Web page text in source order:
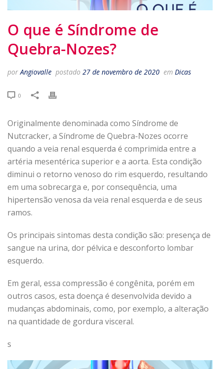
O que é Síndrome de
Quebra-Nozes?
por Angiovalle postado 27 de novembro de 2020 em Dicas
0
Originalmente denominada como Síndrome de
Nutcracker, a Síndrome de Quebra-Nozes ocorre
quando a veia renal esquerda é comprimida entre a
artéria mesentérica superior e a aorta. Esta condição
diminui o retorno venoso do rim esquerdo, resultando
em uma sobrecarga e, por consequência, uma
hipertensão venosa da veia renal esquerda e de seus
ramos.
Os principais sintomas desta condição são: presença de
sangue na urina, dor pélvica e desconforto lombar
esquerdo.
Em geral, essa compressão é congênita, porém em
outros casos, esta doença é desenvolvida devido a
mudanças abdominais, como, por exemplo, a alteração
na quantidade de gordura visceral.
s